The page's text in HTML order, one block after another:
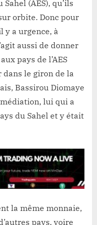
(AES), qu’ils
orbite. Donc pour
y a urgence, à
aussi de donner
pays de l’AES
le giron de la
Bassirou Diomaye
lui qui a
du Sahel et y était
la même monnaie,
pays, voire